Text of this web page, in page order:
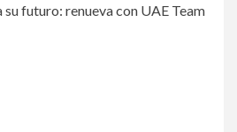
su futuro: renueva con UAE Team